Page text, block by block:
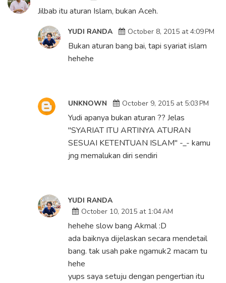
Jilbab itu aturan Islam, bukan Aceh.
YUDI RANDA October 8, 2015 at 4:09 PM
Bukan aturan bang bai, tapi syariat islam
hehehe
UNKNOWN October 9, 2015 at 5:03 PM
Yudi apanya bukan aturan ?? Jelas
"SYARIAT ITU ARTINYA ATURAN
SESUAI KETENTUAN ISLAM" -_- kamu
jng memalukan diri sendiri
YUDI RANDA
October 10, 2015 at 1:04 AM
hehehe slow bang Akmal :D
ada baiknya dijelaskan secara mendetail
bang. tak usah pake ngamuk2 macam tu
hehe
yups saya setuju dengan pengertian itu